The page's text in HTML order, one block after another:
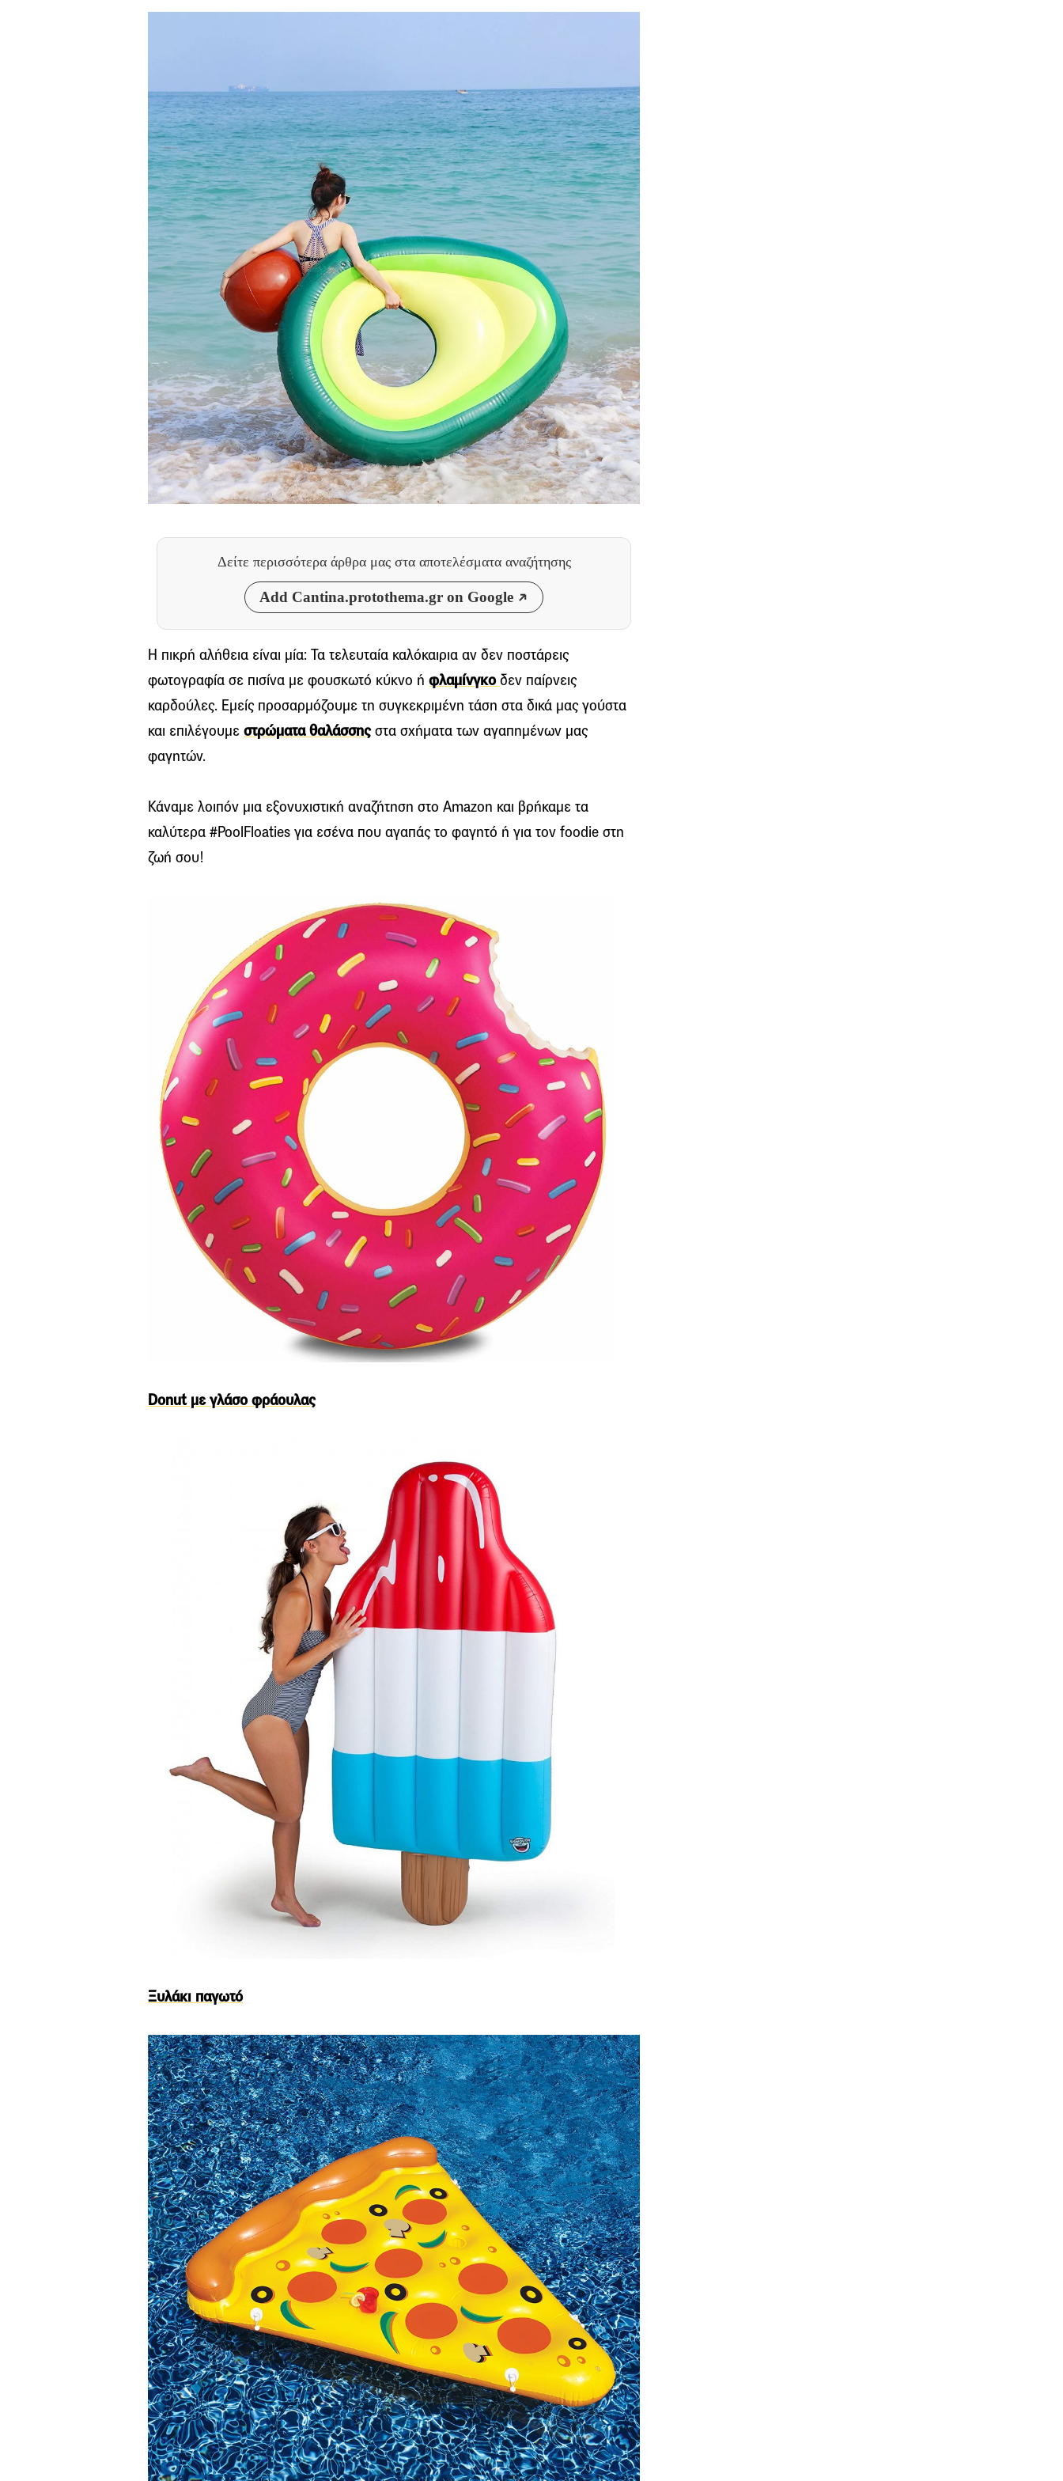
Δείτε περισσότερα άρθρα μας στα αποτελέσματα αναζήτησης
Add Cantina.protothema.gr on Google
Η πικρή αλήθεια είναι μία: Τα τελευταία καλόκαιρια αν δεν ποστάρεις
φωτογραφία σε πισίνα με φουσκωτό κύκνο ή φλαμίνγκο δεν παίρνεις
καρδούλες. Εμείς προσαρμόζουμε τη συγκεκριμένη τάση στα δικά μας γούστα
και επιλέγουμε στρώματα θαλάσσηςστα σχήματα των αγαπημένων μας
φαγητών.
Κάναμε λοιπόν μια εξονυχιστική αναζήτηση στο Amazon και βρήκαμε τα
καλύτερα #PoolFloaties για εσένα που αγαπάς το φαγητό ή για τον foodie στη
ζωή σου!
Donut με γλάσο φράουλας
Ξυλάκι παγωτό